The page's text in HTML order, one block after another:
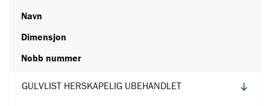
Navn
Dimensjon
Nobb nummer
GULVLIST HERSKAPELIG UBEHANDLET